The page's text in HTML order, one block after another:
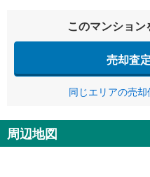
このマンショ
売却査
同じエリアの売
周辺地図